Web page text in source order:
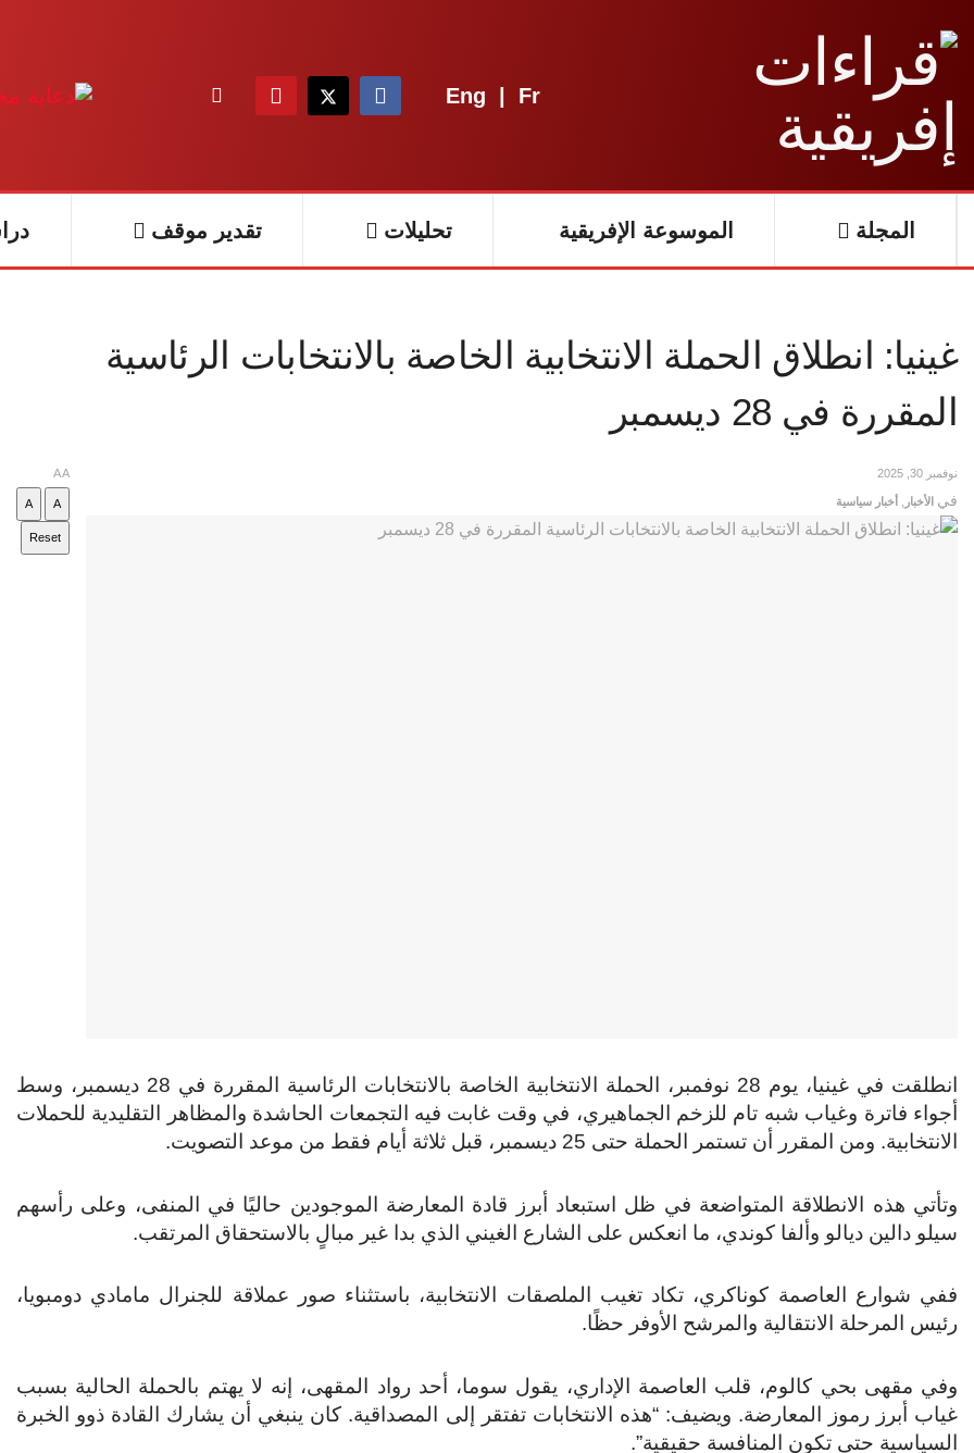
Eng | Fr
المجلة الموسوعة الإفريقية تحليلات تقدير موقف
غينيا: انطلاق الحملة الانتخابية الخاصة بالانتخابات الرئاسية
المقررة في 28 ديسمبر
نوفمبر 30, 2025
في الأخبار أخبار سياسية
AA
A
A
Reset
انطلقت في غينيا، يوم 28 نوفمبر، الحملة الانتخابية الخاصة بالانتخابات الرئاسية المقررة في 28 ديسمبر، وسط
أجواء فاترة وغياب شبه تام للزخم الجماهيري، في وقت غابت فيه التجمعات الحاشدة والمظاهر التقليدية للحملات
الانتخابية. ومن المقرر أن تستمر الحملة حتى 25 ديسمبر، قبل ثلاثة أيام فقط من موعد التصويت.
وتأتي هذه الانطلاقة المتواضعة في ظل استبعاد أبرز قادة المعارضة الموجودين حاليًا في المنفى، وعلى رأسهم
سيلو دالين ديالو وألفا كوندي، ما انعكس على الشارع الغيني الذي بدا غير مبالٍ بالاستحقاق المرتقب.
ففي شوارع العاصمة كوناكري، تكاد تغيب الملصقات الانتخابية، باستثناء صور عملاقة للجنرال مامادي دومبويا،
رئيس المرحلة الانتقالية والمرشح الأوفر حظًا.
وفي مقهى بحي كالوم، قلب العاصمة الإداري، يقول سوما، أحد رواد المقهى، إنه لا يهتم بالحملة الحالية بسبب
غياب أبرز رموز المعارضة. ويضيف: “هذه الانتخابات تفتقر إلى المصداقية. كان ينبغي أن يشارك القادة ذوو الخبرة
السياسية حتى تكون المنافسة حقيقية”.